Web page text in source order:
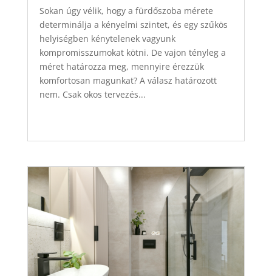
Sokan úgy vélik, hogy a fürdőszoba mérete
determinálja a kényelmi szintet, és egy szűkös
helyiségben kénytelenek vagyunk
kompromisszumokat kötni. De vajon tényleg a
méret határozza meg, mennyire érezzük
komfortosan magunkat? A válasz határozott
nem. Csak okos tervezés...